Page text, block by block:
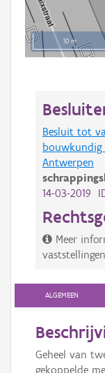
10 m
Besluit tot
bouwkundig
Antwerpen
14-03-2019
Meer
ALGEMEEN
Geheel van
gekoppelde